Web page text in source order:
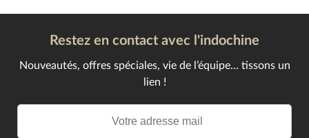
Restez en contact avec l'indochine
Nouveautés, offres spéciales, vie de l’équipe... tissons un
lien !